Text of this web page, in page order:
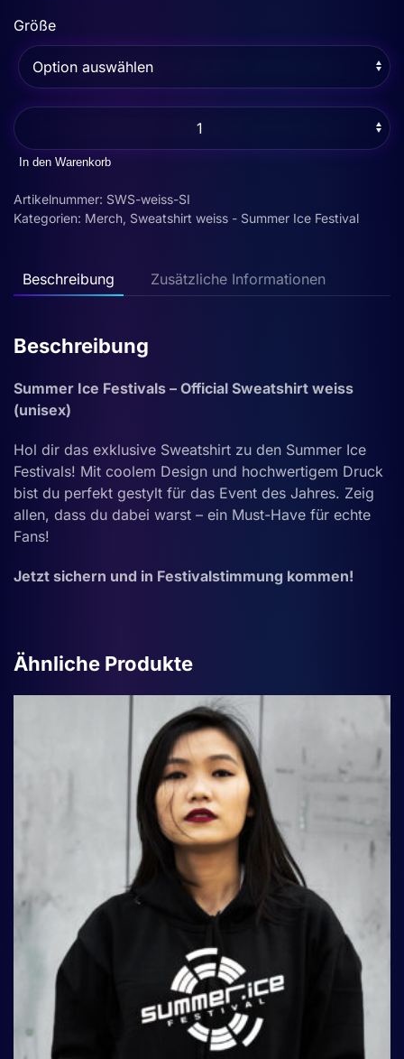
Größe
Sweatshirt
weiss
Ice
Festivals
In den Warenkorb
Artikelnummer: SWS-weiss-SI
Kategorien: Merch, Sweatshirt weiss - Summer Ice Festival
Beschreibung Zusätzliche Informationen
Beschreibung
Summer Ice Festivals – Official Sweatshirt weiss
(unisex)
Hol dir das exklusive Sweatshirt zu den Summer Ice
Festivals! Mit coolem Design und hochwertigem Druck
bist du perfekt gestylt für das Event des Jahres. Zeig
allen, dass du dabei warst – ein Must-Have für echte
Fans!
Jetzt sichern und in Festivalstimmung kommen!
Ähnliche Produkte